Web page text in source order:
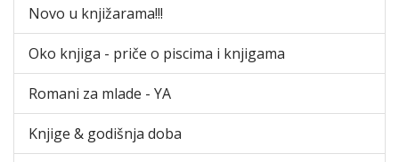
Novo u knjižarama!!!
Oko knjiga - priče o piscima i knjigama
Romani za mlade - YA
Knjige & godišnja doba